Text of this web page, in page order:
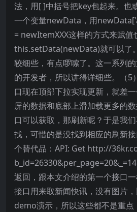
法，用[ ]中括号把key包起来。也
一个变量newData，用
= newItemXXX这样的方式来赋值
this.setData(newData)就可以了
较细些，有点啰嗦了。这一系列
的开发者，所以讲得详细些。（5
口现在顶部下拉实现更新，就差
屏的数据和底部上滑加载更多的
口可以获取，那刷新呢？于是我
找，可惜的是没找到相应的刷新
个替代品：API: Get http://
返回，跟本文介绍的第一个接口
接口用来取新闻快讯，没有图片
demo演示，所以这些都不是重点